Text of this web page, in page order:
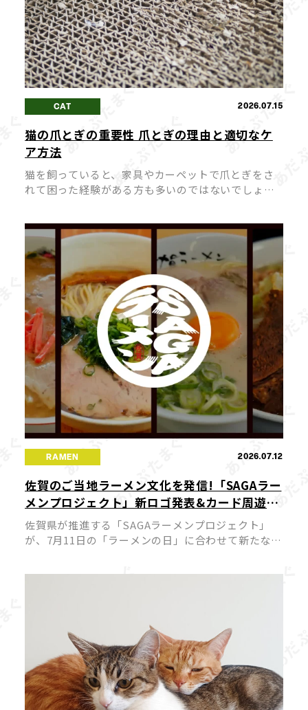
CAT 2026.07.15
猫の爪とぎの重要性 爪とぎの理由と適切なケ
ア方法
猫を飼っていると、家具やカーペットで爪とぎをさ
れて困った経験がある方も多いのではないでしょう
せようとするとストレスの原因になって […]
RAMEN 2026.07.12
佐賀のご当地ラーメン文化を発信!「SAGAラー
メンプロジェクト」新ロゴ発表&カード周遊キ
ャンペーンが7月11日スタート
佐賀県が推進する「SAGAラーメンプロジェクト」
が、7月11日の「ラーメンの日」に合わせて新たな展